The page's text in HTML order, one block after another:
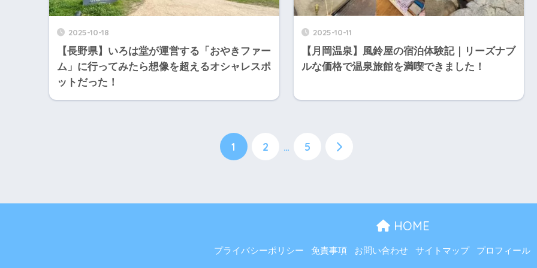
2025-10-18
【長野県】いろは堂が運営する「おやきファー
ム」に行ってみたら想像を超えるオシャレスポ
ットだった！
2025-10-11
【月岡温泉】風鈴屋の宿泊体験記｜リーズナブ
ルな価格で温泉旅館を満喫できました！
1 2 … 5
HOME
プライバシーポリシー 免責事項 お問い合わせ サイトマップ プロフィール